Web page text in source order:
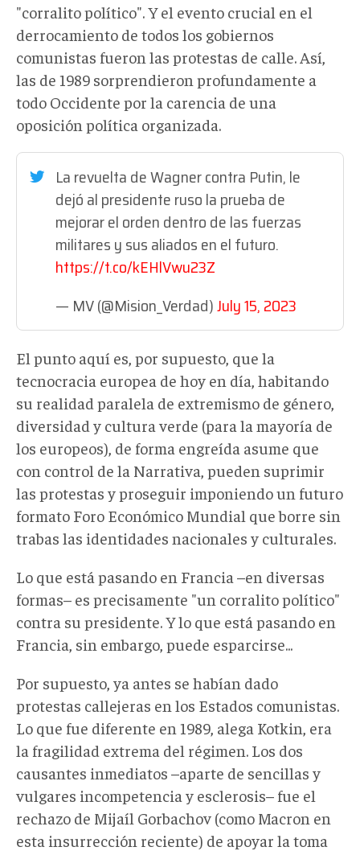
"corralito político". Y el evento crucial en el
derrocamiento de todos los gobiernos
comunistas fueron las protestas de calle. Así,
las de 1989 sorprendieron profundamente a
todo Occidente por la carencia de una
oposición política organizada.
La revuelta de Wagner contra Putin, le
dejó al presidente ruso la prueba de
mejorar el orden dentro de las fuerzas
militares y sus aliados en el futuro.
https://t.co/kEHlVwu23Z
— MV (@Mision_Verdad)July 15, 2023
El punto aquí es, por supuesto, que la
tecnocracia europea de hoy en día, habitando
su realidad paralela de extremismo de género,
diversidad y cultura verde (para la mayoría de
los europeos), de forma engreída asume que
con control de la Narrativa, pueden suprimir
las protestas y proseguir imponiendo un futuro
formato Foro Económico Mundial que borre sin
trabas las identidades nacionales y culturales.
Lo que está pasando en Francia –en diversas
formas– es precisamente "un corralito político"
contra su presidente. Y lo que está pasando en
Francia, sin embargo, puede esparcirse...
Por supuesto, ya antes se habían dado
protestas callejeras en los Estados comunistas.
Lo que fue diferente en 1989, alega Kotkin, era
la fragilidad extrema del régimen. Los dos
causantes inmediatos –aparte de sencillas y
vulgares incompetencia y esclerosis– fue el
rechazo de Mijaíl Gorbachov (como Macron en
esta insurrección reciente) de apoyar la toma